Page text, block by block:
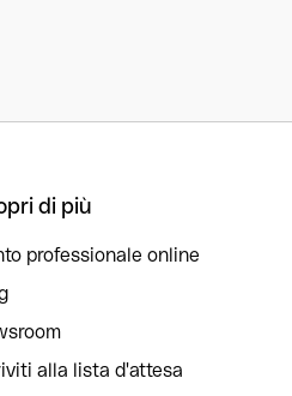
di più
professionale online
alla lista d'attesa